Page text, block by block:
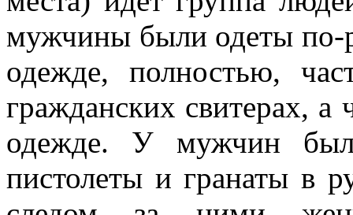
мужчины были одеты по-
одежде, полностью,
гражданских свитерах, а
одежде. У мужчин
пистолеты и гранаты в